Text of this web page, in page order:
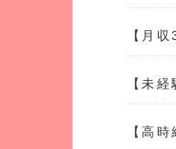
【月
【未
【高